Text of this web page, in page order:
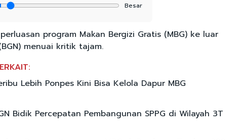
Besar
program Makan Bergizi Gratis (MBG) ke luar
menuai kritik tajam.
Lebih Ponpes Kini Bisa Kelola Dapur MBG
Bidik Percepatan Pembangunan SPPG di Wilayah 3T